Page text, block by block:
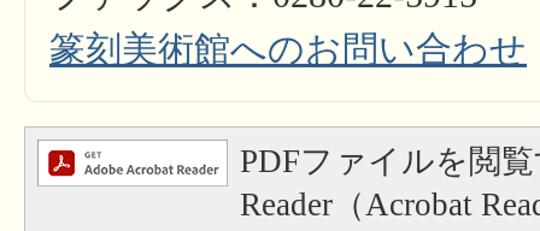
篆刻美術館へのお問い合わせ
PDFファイルを閲
Reader（Acrobat